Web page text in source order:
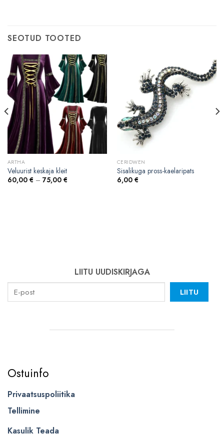
SEOTUD TOOTED
ARTHA
Veluurist keskaja kleit
60,00 € – 75,00 €
CERIDWEN
Sisalikuga pross-kaelaripats
6,00 €
LIITU UUDISKIRJAGA
LIITU
Ostuinfo
Privaatsuspoliitika
Tellimine
Kasulik Teada